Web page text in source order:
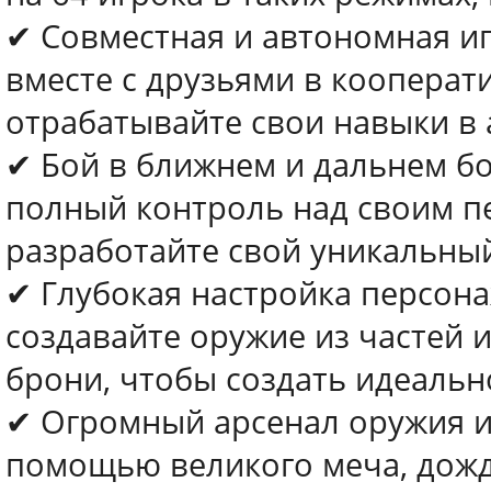
✔ Совместная и автономная
вместе с друзьями в
отрабатывайте свои навыки
✔ Бой в ближнем и дальнем
полный контроль над своим
разработайте свой
✔ Глубокая настройка
создавайте оружие из частей
брони, чтобы создать
✔ Огромный арсенал оружия
помощью великого меча,